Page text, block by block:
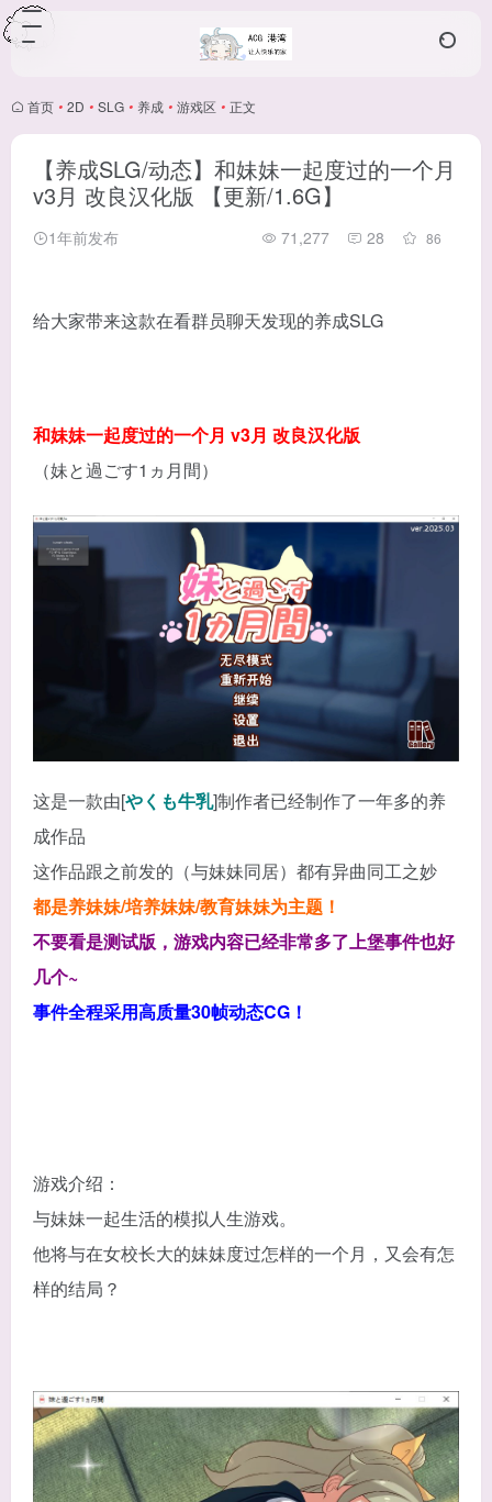
首页 • 2D • SLG • 养成 • 游戏区 • 正文
【养成SLG/动态】和妹妹一起度过的一个月
v3月 改良汉化版 【更新/1.6G】
1年前发布 71,277 28 86
给大家带来这款在看群员聊天发现的养成SLG
和妹妹一起度过的一个月 v3月 改良汉化版
（妹と過ごす1ヵ月間）
这是一款由[やくも牛乳]制作者已经制作了一年多的养
成作品
这作品跟之前发的（与妹妹同居）都有异曲同工之妙
都是养妹妹/培养妹妹/教育妹妹为主题！
不要看是测试版，游戏内容已经非常多了上堡事件也好
几个~
事件全程采用高质量30帧动态CG！
游戏介绍：
与妹妹一起生活的模拟人生游戏。
他将与在女校长大的妹妹度过怎样的一个月，又会有怎
样的结局？